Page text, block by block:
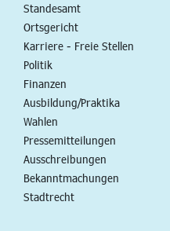
Standesamt
Ortsgericht
Karriere - Freie Stellen
Politik
Finanzen
Ausbildung/Praktika
Wahlen
Pressemitteilungen
Ausschreibungen
Bekanntmachungen
Stadtrecht